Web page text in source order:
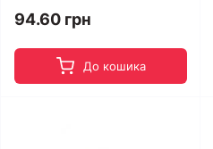
94.60 грн
До кошика